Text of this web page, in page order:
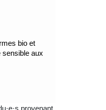
bio et
sensible aux
provenant